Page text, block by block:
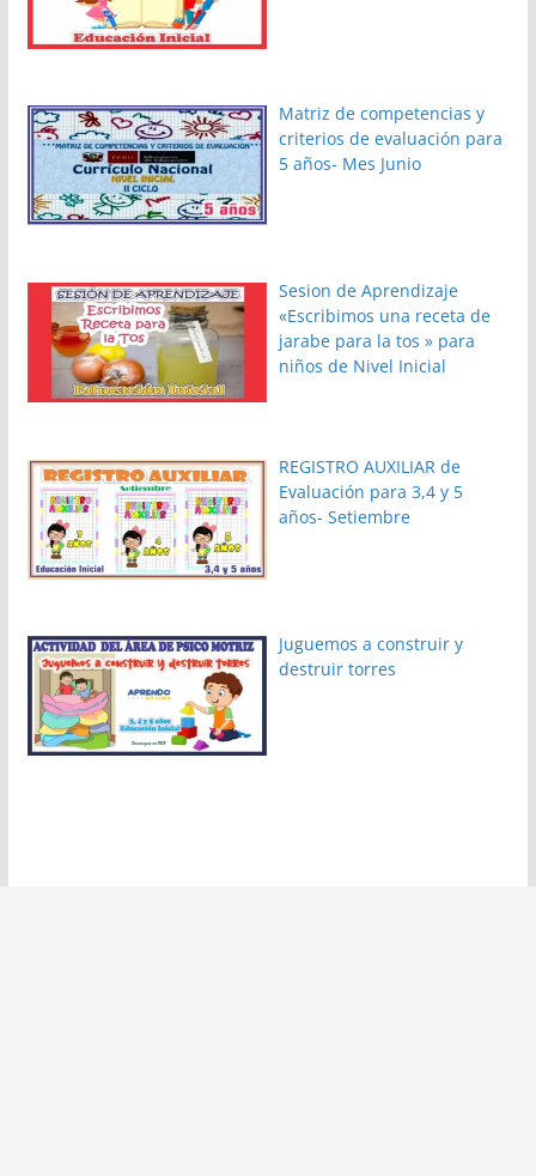
Matriz de competencias y
criterios de evaluación para
5 años- Mes Junio
Sesion de Aprendizaje
«Escribimos una receta de
jarabe para la tos » para
niños de Nivel Inicial
REGISTRO AUXILIAR de
Evaluación para 3,4 y 5
años- Setiembre
Juguemos a construir y
destruir torres